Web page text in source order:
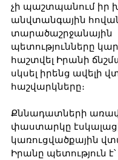
չի պաշտպանում իր
անվտանգային
տարածաշրջանային
պետությունները
հաշտվել Իրանի
սկսել իրենց ավելի
հաշվարկները։
Քննադատների
փաստարկը
կառուցվածքային
Իրանը պետություն է՝